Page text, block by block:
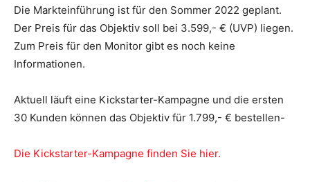
Die Markteinführung ist für den Sommer 2022 geplant.
Der Preis für das Objektiv soll bei 3.599,- € (UVP) liegen.
Zum Preis für den Monitor gibt es noch keine
Informationen.
Aktuell läuft eine Kickstarter-Kampagne und die ersten
30 Kunden können das Objektiv für 1.799,- € bestellen-
Die Kickstarter-Kampagne finden Sie hier.